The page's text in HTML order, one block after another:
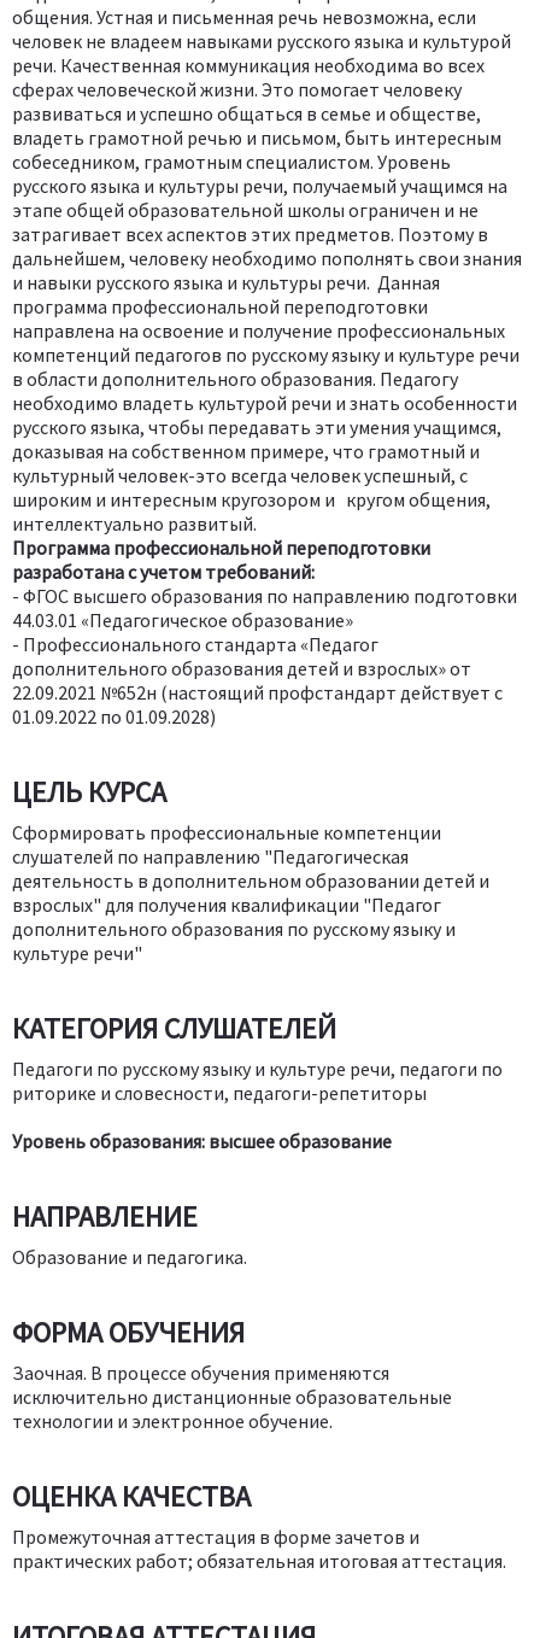
общения. Устная и письменная речь невозможна, если
человек не владеем навыками русского языка и культурой
речи. Качественная коммуникация необходима во всех
сферах человеческой жизни. Это помогает человеку
развиваться и успешно общаться в семье и обществе,
владеть грамотной речью и письмом, быть интересным
собеседником, грамотным специалистом. Уровень
русского языка и культуры речи, получаемый учащимся на
этапе общей образовательной школы ограничен и не
затрагивает всех аспектов этих предметов. Поэтому в
дальнейшем, человеку необходимо пополнять свои знания
и навыки русского языка и культуры речи. Данная
программа профессиональной переподготовки
направлена на освоение и получение профессиональных
компетенций педагогов по русскому языку и культуре речи
в области дополнительного образования. Педагогу
необходимо владеть культурой речи и знать особенности
русского языка, чтобы передавать эти умения учащимся,
доказывая на собственном примере, что грамотный и
культурный человек-это всегда человек успешный, с
широким и интересным кругозором и кругом общения,
интеллектуально развитый.
Программа профессиональной переподготовки
разработана с учетом требований:
- ФГОС высшего образования по направлению подготовки
44.03.01 «Педагогическое образование»
- Профессионального стандарта «Педагог
дополнительного образования детей и взрослых» от
22.09.2021 №652н (настоящий профстандарт действует с
01.09.2022 по 01.09.2028)
ЦЕЛЬ КУРСА
Сформировать профессиональные компетенции
слушателей по направлению "Педагогическая
деятельность в дополнительном образовании детей и
взрослых" для получения квалификации "Педагог
дополнительного образования по русскому языку и
культуре речи"
КАТЕГОРИЯ СЛУШАТЕЛЕЙ
Педагоги по русскому языку и культуре речи, педагоги по
риторике и словесности, педагоги-репетиторы
Уровень образования: высшее образование
НАПРАВЛЕНИЕ
Образование и педагогика.
ФОРМА ОБУЧЕНИЯ
Заочная. В процессе обучения применяются
исключительно дистанционные образовательные
технологии и электронное обучение.
ОЦЕНКА КАЧЕСТВА
Промежуточная аттестация в форме зачетов и
практических работ; обязательная итоговая аттестация.